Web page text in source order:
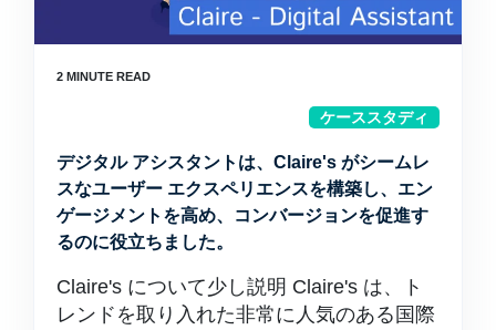
ケーススタディ
デジタル アシスタントは、Claire's がシームレ
スなユーザー エクスペリエンスを構築し、エン
ゲージメントを高め、コンバージョンを促進す
るのに役立ちました。
Claire's について少し説明 Claire's は、ト
レンドを取り入れた非常に人気のある国際